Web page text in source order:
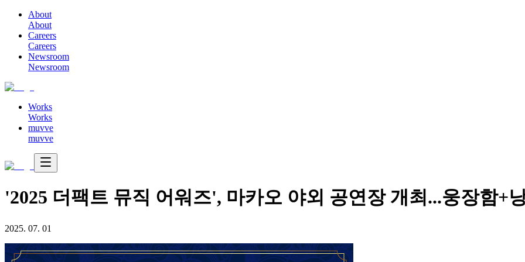
About
About
Careers
Careers
Newsroom
Newsroom
Works
Works
muvve
muvve
'2025 더팩트 뮤직 어워즈', 마카오 야외 공연장 개최...웅장함+
2025. 07. 01